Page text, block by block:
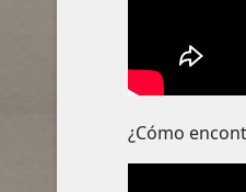
¿Cómo